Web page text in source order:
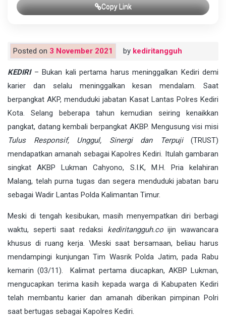
Copy Link
Posted on 3 November 2021 by kediritangguh
KEDIRI – Bukan kali pertama harus meninggalkan Kediri demi
karier dan selalu meninggalkan kesan mendalam. Saat
berpangkat AKP, menduduki jabatan Kasat Lantas Polres Kediri
Kota. Selang beberapa tahun kemudian seiring kenaikkan
pangkat, datang kembali berpangkat AKBP. Mengusung visi misi
Tulus Responsif, Unggul, Sinergi dan Terpuji(TRUST)
mendapatkan amanah sebagai Kapolres Kediri. Itulah gambaran
singkat AKBP Lukman Cahyono, S.I.K, M.H. Pria kelahiran
Malang, telah purna tugas dan segera menduduki jabatan baru
sebagai Wadir Lantas Polda Kalimantan Timur.
Meski di tengah kesibukan, masih menyempatkan diri berbagi
waktu, seperti saat redaksi kediritangguh.coijin wawancara
khusus di ruang kerja. \Meski saat bersamaan, beliau harus
mendampingi kunjungan Tim Wasrik Polda Jatim, pada Rabu
kemarin (03/11). Kalimat pertama diucapkan, AKBP Lukman,
mengucapkan terima kasih kepada warga di Kabupaten Kediri
telah membantu karier dan amanah diberikan pimpinan Polri
saat bertugas sebagai Kapolres Kediri.